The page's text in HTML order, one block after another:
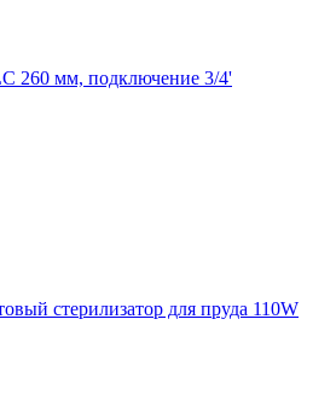
260 мм, подключение 3/4'
стерилизатор для пруда 110W